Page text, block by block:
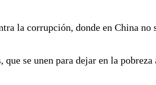
la corrupción, donde en China
se unen para dejar en la